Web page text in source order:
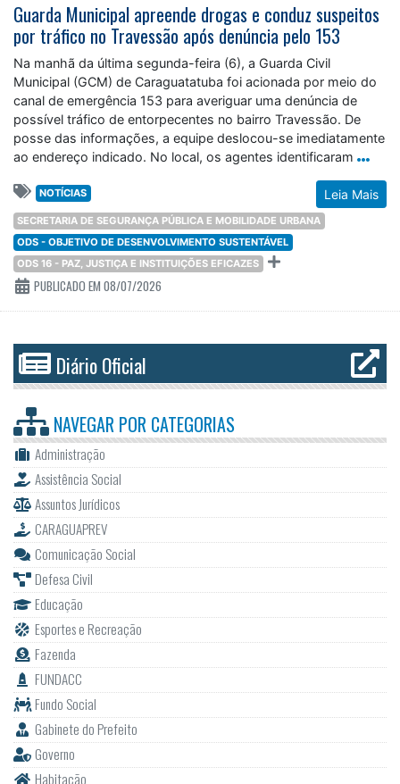
Guarda Municipal apreende drogas e conduz suspeitos
por tráfico no Travessão após denúncia pelo 153
Na manhã da última segunda-feira (6), a Guarda Civil
Municipal (GCM) de Caraguatatuba foi acionada por meio do
canal de emergência 153 para averiguar uma denúncia de
possível tráfico de entorpecentes no bairro Travessão. De
posse das informações, a equipe deslocou-se imediatamente
ao endereço indicado. No local, os agentes identificaram
Leia Mais
NOTÍCIAS
SECRETARIA DE SEGURANÇA PÚBLICA E MOBILIDADE URBANA
ODS - OBJETIVO DE DESENVOLVIMENTO SUSTENTÁVEL
ODS 16 - PAZ, JUSTIÇA E INSTITUIÇÕES EFICAZES
PUBLICADO EM 08/07/2026
Diário Oficial
NAVEGAR POR CATEGORIAS
Administração
Assistência Social
Assuntos Jurídicos
CARAGUAPREV
Comunicação Social
Defesa Civil
Educação
Esportes e Recreação
Fazenda
FUNDACC
Fundo Social
Gabinete do Prefeito
Governo
Habitação